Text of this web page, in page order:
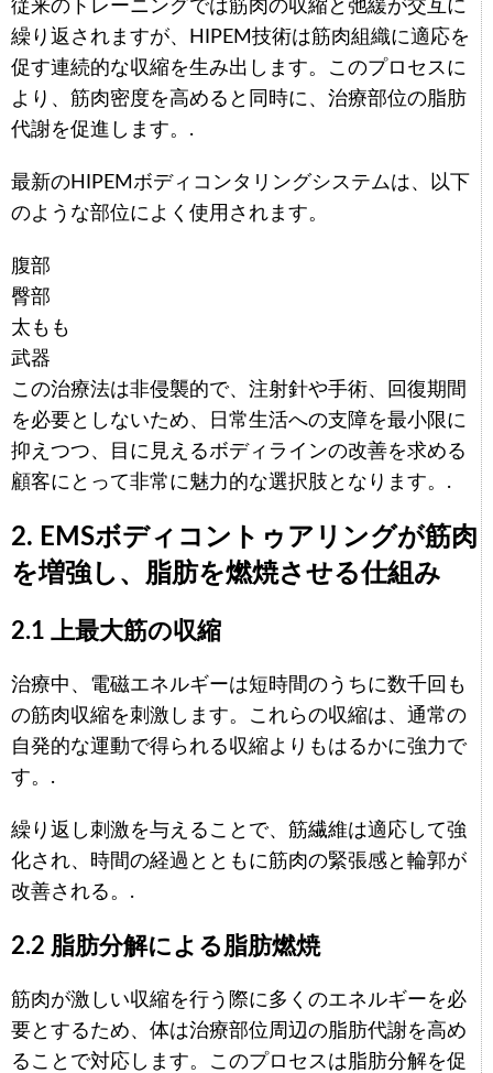
従来のトレーニングでは筋肉の収縮と弛緩が交互に
繰り返されますが、HIPEM技術は筋肉組織に適応を
促す連続的な収縮を生み出します。このプロセスに
より、筋肉密度を高めると同時に、治療部位の脂肪
代謝を促進します。.
最新のHIPEMボディコンタリングシステムは、以下
のような部位によく使用されます。
腹部
臀部
太もも
武器
この治療法は非侵襲的で、注射針や手術、回復期間
を必要としないため、日常生活への支障を最小限に
抑えつつ、目に見えるボディラインの改善を求める
顧客にとって非常に魅力的な選択肢となります。.
2. EMSボディコントゥアリングが筋肉
を増強し、脂肪を燃焼させる仕組み
2.1 上最大筋の収縮
治療中、電磁エネルギーは短時間のうちに数千回も
の筋肉収縮を刺激します。これらの収縮は、通常の
自発的な運動で得られる収縮よりもはるかに強力で
す。.
繰り返し刺激を与えることで、筋繊維は適応して強
化され、時間の経過とともに筋肉の緊張感と輪郭が
改善される。.
2.2 脂肪分解による脂肪燃焼
筋肉が激しい収縮を行う際に多くのエネルギーを必
要とするため、体は治療部位周辺の脂肪代謝を高め
ることで対応します。このプロセスは脂肪分解を促